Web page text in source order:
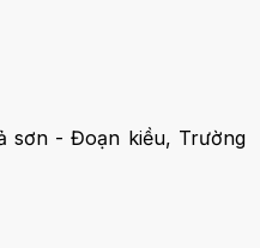
sơn - Đoạn kiều, Trường